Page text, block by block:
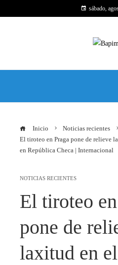
sábado,
Inicio
Noticias recientes
El tiroteo en Praga pone de relieve
en República Checa | Internacional
NOTICIAS RECIENTES
El tiroteo
pone de
laxitud en